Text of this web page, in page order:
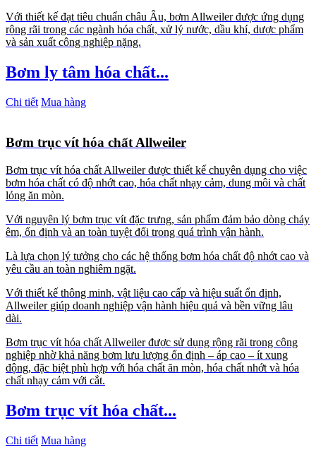
Với thiết kế đạt tiêu chuẩn châu Âu, bơm Allweiler được ứng dụng
rộng rãi trong các ngành hóa chất, xử lý nước, dầu khí, dược phẩm
và sản xuất công nghiệp nặng.
Bơm ly tâm hóa chất...
Chi tiết Mua hàng
Bơm trục vít hóa chất Allweiler
Bơm trục vít hóa chất Allweiler được thiết kế chuyên dụng cho việc
bơm hóa chất có độ nhớt cao, hóa chất nhạy cảm, dung môi và chất
lỏng ăn mòn.
Với nguyên lý bơm trục vít đặc trưng, sản phẩm đảm bảo dòng chảy
êm, ổn định và an toàn tuyệt đối trong quá trình vận hành.
Là lựa chọn lý tưởng cho các hệ thống bơm hóa chất độ nhớt cao và
yêu cầu an toàn nghiêm ngặt.
Với thiết kế thông minh, vật liệu cao cấp và hiệu suất ổn định,
Allweiler giúp doanh nghiệp vận hành hiệu quả và bền vững lâu
dài.
Bơm trục vít hóa chất Allweiler được sử dụng rộng rãi trong công
nghiệp nhờ khả năng bơm lưu lượng ổn định – áp cao – ít xung
động, đặc biệt phù hợp với hóa chất ăn mòn, hóa chất nhớt và hóa
chất nhạy cảm với cắt.
Bơm trục vít hóa chất...
Chi tiết Mua hàng